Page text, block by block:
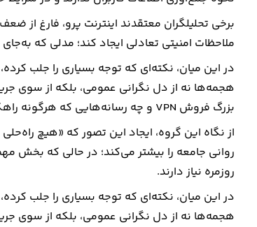
برخی تحلیلگران معتقدند اینترنت پرو، فارغ
ملاحظات امنیتی تعادلی ایجاد کند؛ مدلی که
در این میان، نکته‌ای که توجه بسیاری را جلب
هجمه‌ها نه از دل نگرانی عمومی، بلکه از سوی
بزرگ فروش VPN و چه رسانه‌هایی که هرگونه راهکار مدیریت بحران را به‌عنوان نشانه شکست یا تبعیض معرفی می‌کنند.
از نگاه این گروه، ایجاد این تصور که «هیچ
روانی جامعه را بیشتر می‌کند؛ در حالی که بخش
روزمره نیاز دارند.
در این میان، نکته‌ای که توجه بسیاری را جلب
هجمه‌ها نه از دل نگرانی عمومی، بلکه از سوی